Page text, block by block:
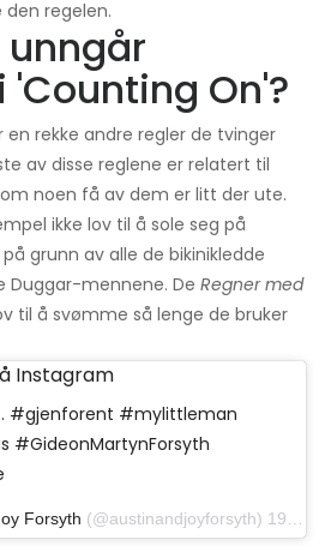
den regelen.
unngår
On'?
en rekke andre regler de tvinger
av disse reglene er relatert til
noen få av dem er litt der ute.
ikke lov til å sole seg på
grunn av alle de bikinikledde
Duggar-mennene. De Regner med
til å svømme så lenge de bruker
Instagram
. #gjenforent #mylittleman
#GideonMartynForsyth
Forsyth (@austinandjoyforsyth) 19. oktober 2019 kl 10:18 PDT